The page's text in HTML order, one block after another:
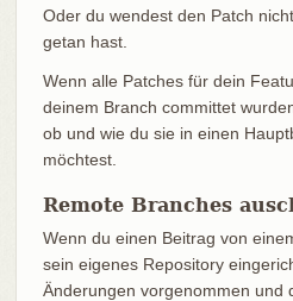
Oder du wendest den Patch
getan hast.
Wenn alle Patches für dein
deinem Branch committet
ob und wie du sie in einen
möchtest.
Remote Branches
Wenn du einen Beitrag von
sein eigenes Repository
Änderungen vorgenommen und